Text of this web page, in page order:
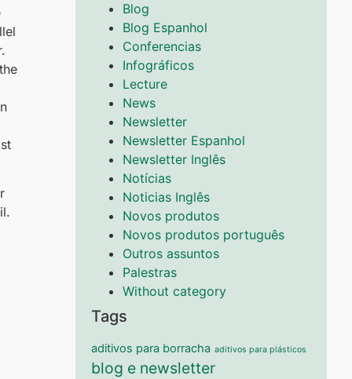
Blog
Blog Espanhol
Conferencias
Infográficos
Lecture
News
Newsletter
Newsletter Espanhol
Newsletter Inglês
Notícias
Noticias Inglês
Novos produtos
Novos produtos português
Outros assuntos
Palestras
Without category
Tags
aditivos para borracha aditivos para plásticos
blog e newsletter